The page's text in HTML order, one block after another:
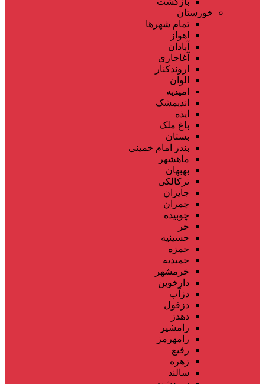
خوزستان
تمام شهر‌ها
اهواز
آبادان
آغاجاری
اروندکنار
الوان
امیدیه
اندیمشک
ایذه
باغ ملک
بستان
بندر امام خمینی
ماهشهر
بهبهان
ترکالکی
جایزان
چمران
چوبیده
حر
حسینیه
حمزه
حمیدیه
خرمشهر
دارخوین
دزآب
دزفول
دهدز
رامشیر
رامهرمز
رفیع
زهره
سالند